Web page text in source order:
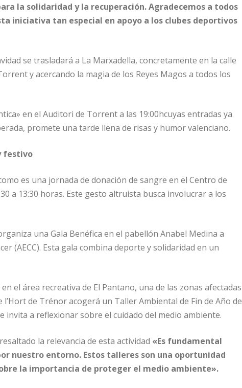
la solidaridad y la recuperación. Agradecemos a todos
iniciativa tan especial en apoyo a los clubes deportivos
se trasladará a La Marxadella, concretamente en la calle
y acercando la magia de los Reyes Magos a todos los
en el Auditori de Torrent a las 19:00hcuyas entradas ya
promete una tarde llena de risas y humor valenciano.
festivo
es una jornada de donación de sangre en el Centro de
a 13:30 horas. Este gesto altruista busca involucrar a los
una Gala Benéfica en el pabellón Anabel Medina a
(AECC). Esta gala combina deporte y solidaridad en un
el área recreativa de El Pantano, una de las zonas afectadas
de Trénor acogerá un Taller Ambiental de Fin de Año de
invita a reflexionar sobre el cuidado del medio ambiente.
la relevancia de esta actividad «Es fundamental
nuestro entorno. Estos talleres son una oportunidad
la importancia de proteger el medio ambiente».